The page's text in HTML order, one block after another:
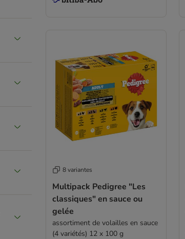
8 variantes
Multipack Pedigree "Les
classiques" en sauce ou
gelée
assortiment de volailles en sauce
(4 variétés) 12 x 100 g